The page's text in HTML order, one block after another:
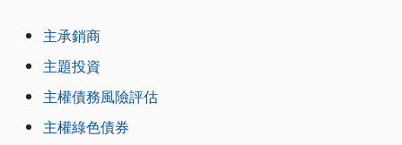
主承銷商
主題投資
主權債務風險評估
主權綠色債券